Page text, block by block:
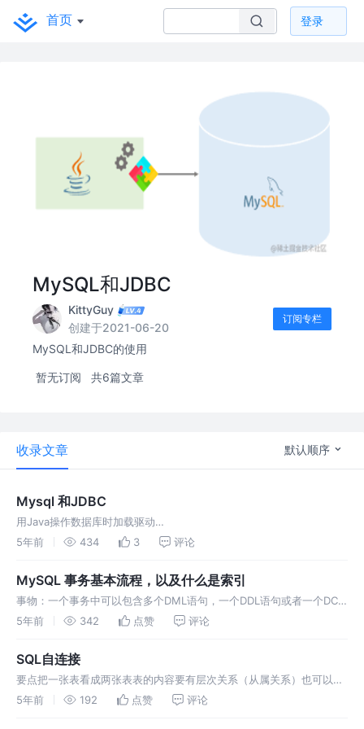
首页 登录
MySQL和JDBC
KittyGuy
创建于2021-06-20
订阅专栏
MySQL和JDBC的使用
暂无订阅 共6篇文章
收录文章 默认顺序
Mysql 和JDBC
用Java操作数据库时加载驱动
Class.forName("com.mysql.cj.jdbc.Driver");连接数据库
5年前 434 3 评论
MySQL 事务基本流程，以及什么是索引
事物：一个事务中可以包含多个DML语句，一个DDL语句或者一个DCL
语句。 事务中的语句要么全部执行，要么全部不执行。 A 原子性：事
致性：事务把数据库从一个一致状态带入到另一个一致状态，事务结束
的时候，所有的内…
5年前 342 点赞 评论
SQL自连接
要点把一张表看成两张表表的内容要有层次关系（从属关系）也可以理
解成把一张表拆成两张一样的表样例需要自连接的表隐式看成两张表然
5年前 192 点赞 评论